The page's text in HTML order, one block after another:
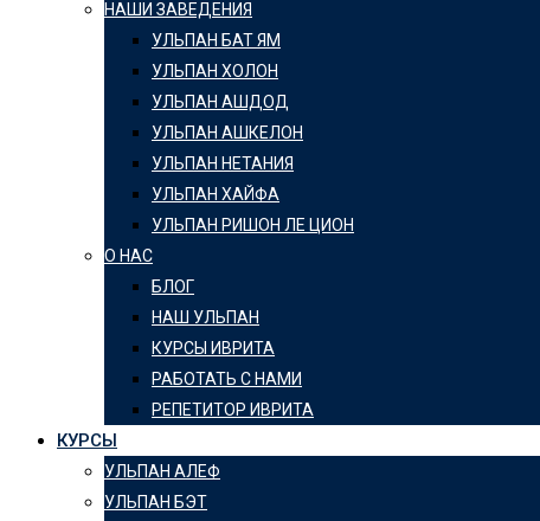
НАШИ ЗАВЕДЕНИЯ
УЛЬПАН БАТ ЯМ
УЛЬПАН ХОЛОН
УЛЬПАН АШДОД
УЛЬПАН АШКЕЛОН
УЛЬПАН НЕТАНИЯ
УЛЬПАН ХАЙФА
УЛЬПАН РИШОН ЛЕ ЦИОН
О НАС
БЛОГ
НАШ УЛЬПАН
КУРСЫ ИВРИТА
РАБОТАТЬ С НАМИ
РЕПЕТИТОР ИВРИТА
КУРСЫ
УЛЬПАН АЛЕФ
УЛЬПАН БЭТ